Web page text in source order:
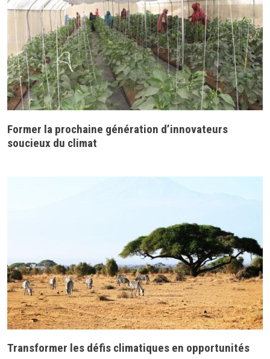
Former la prochaine génération d’innovateurs
soucieux du climat
Transformer les défis climatiques en opportunités